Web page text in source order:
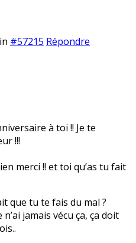
#57215 Répondre
à toi !! Je te
!!!
merci !! et toi qu’as tu fait
que tu te fais du mal ?
jamais vécu ça, ça doit